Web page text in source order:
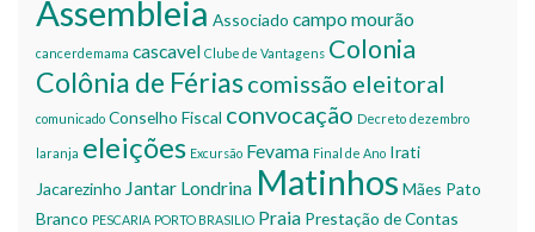
Assembleia Associado campo mourão
cancerdemama cascavel Clube de Vantagens Colonia
Colônia de Fériascomissão eleitoral
comunicado Conselho Fiscal convocação Decreto dezembro
laranja eleições Excursão Fevama Final de Ano Irati
Jacarezinho Jantar Londrina Matinhos Mães Pato
Branco PESCARIA PORTO BRASILIO Praia Prestação de Contas